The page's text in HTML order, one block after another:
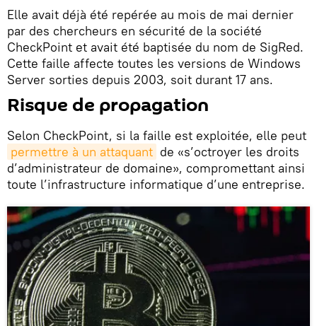
Elle avait déjà été repérée au mois de mai dernier
par des chercheurs en sécurité de la société
CheckPoint et avait été baptisée du nom de SigRed.
Cette faille affecte toutes les versions de Windows
Server sorties depuis 2003, soit durant 17 ans.
Risque de propagation
Selon CheckPoint, si la faille est exploitée, elle peut
permettre à un attaquant de «s’octroyer les droits
d’administrateur de domaine», compromettant ainsi
toute l’infrastructure informatique d’une entreprise.